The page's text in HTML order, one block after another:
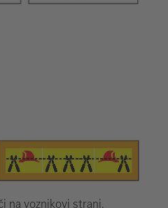
na voznikovi strani.